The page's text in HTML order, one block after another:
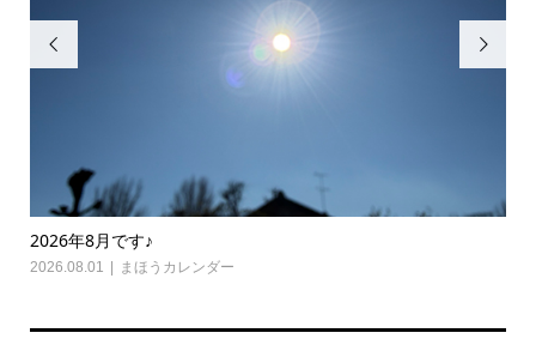

2026年8月です♪
2026.08.01 まほうカレンダー
